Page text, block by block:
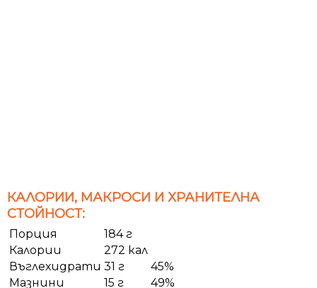
КАЛОРИИ, МАКРОСИ И ХРАНИТЕЛНА
СТОЙНОСТ:
Порция
184 г
Калории
272 кал
Въглехидрати 31 г
45%
Мазнини
15 г
49%